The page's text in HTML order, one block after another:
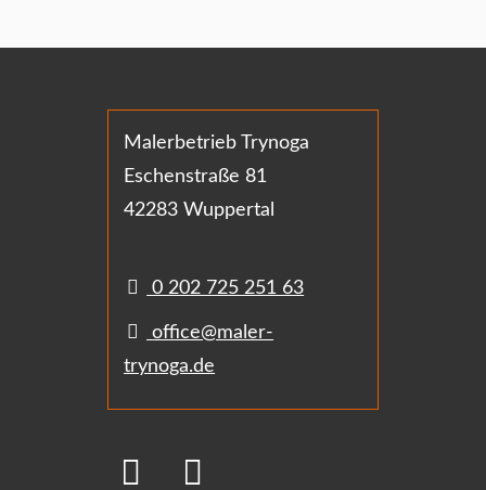
Malerbetrieb Trynoga
Eschenstraße 81
42283 Wuppertal
0 202 725 251 63
office@maler-
trynoga.de